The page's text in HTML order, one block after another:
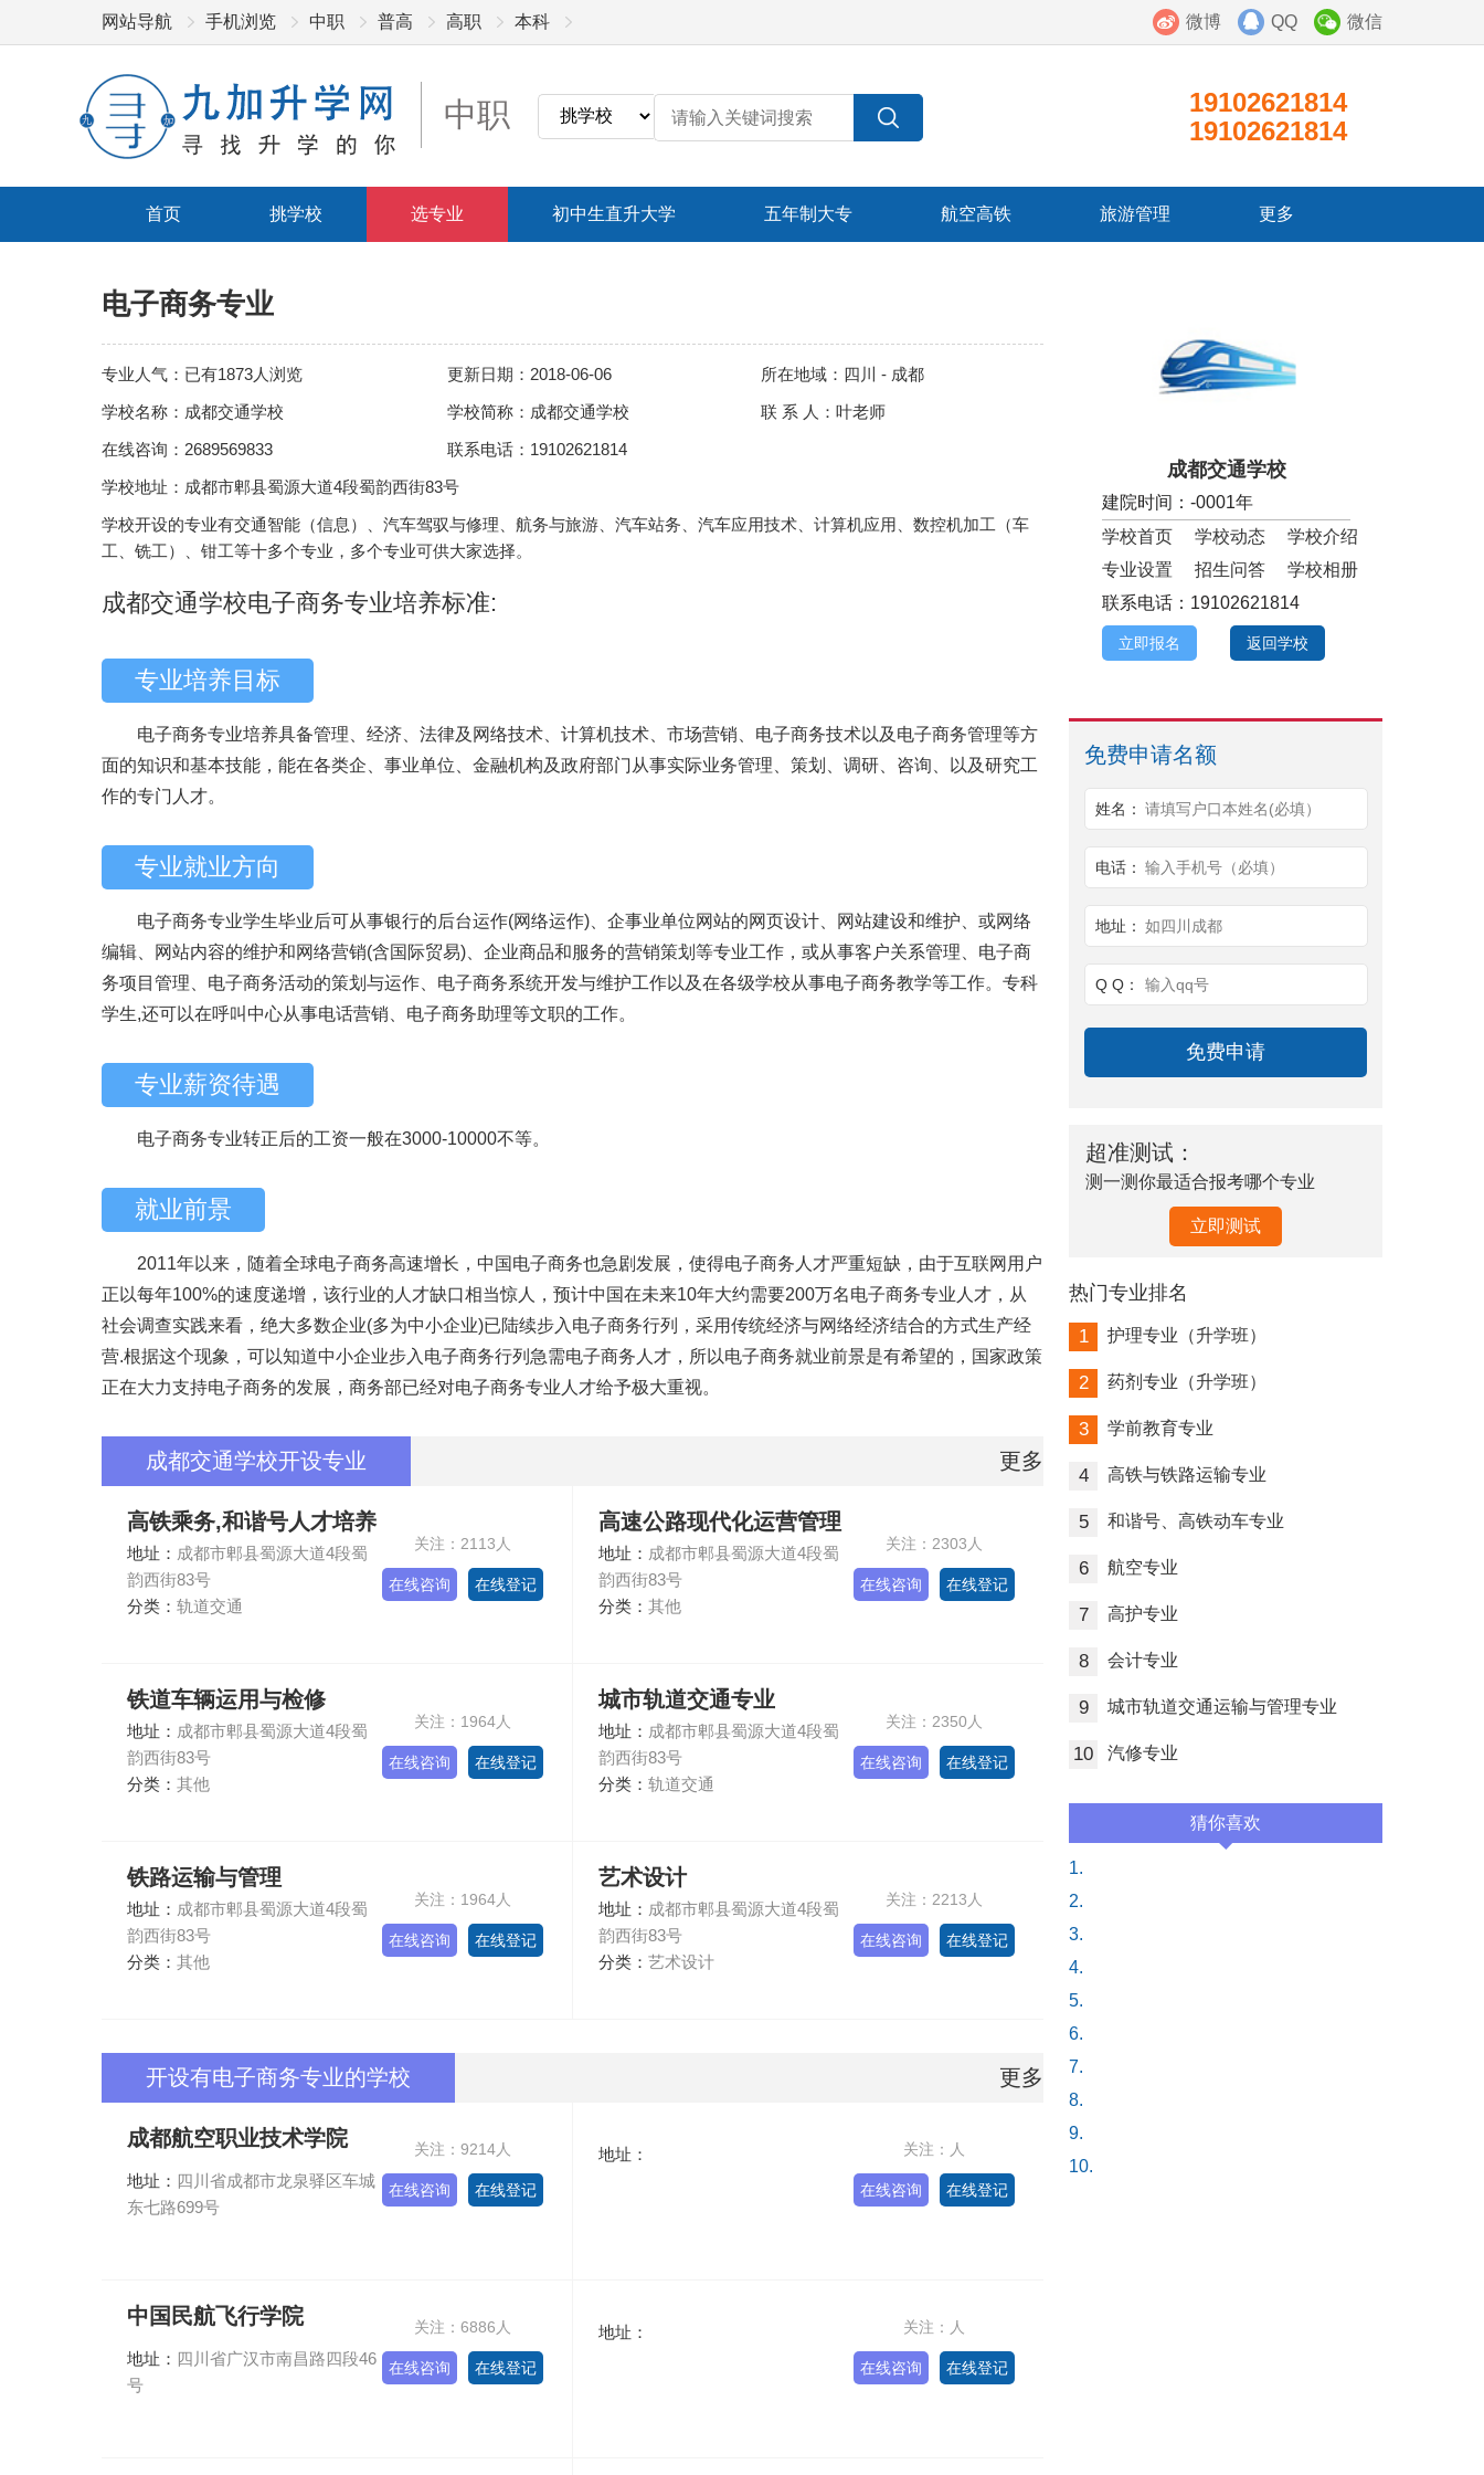
网站导航 手机浏览 中职 普高 高职 本科 微信
QQ
微博
中职
19102621814
19102621814
首页 挑学校 选专业 初中生直升大学 五年制大专 航空高铁 旅游管理 更多
成都交通学校
建院时间：-0001年
学校首页
学校动态
学校介绍
专业设置
招生问答
学校相册
联系电话：19102621814
立即报名 返回学校
免费申请名额
姓名： 请填写户口本姓名(必填）
电话： 输入手机号（必填）
地址： 如四川成都
Q Q： 输入qq号
超准测试：
测一测你最适合报考哪个专业
立即测试
热门专业排名
1 护理专业（升学班）
2 药剂专业（升学班）
3 学前教育专业
4 高铁与铁路运输专业
5 和谐号、高铁动车专业
6 航空专业
7 高护专业
8 会计专业
9 城市轨道交通运输与管理专业
10 汽修专业
猜你喜欢
1.
2.
3.
4.
5.
6.
7.
8.
9.
10.
电子商务专业
专业人气：已有1873人浏览 更新日期：2018-06-06
所在地域：四川 - 成都
学校名称：成都交通学校
学校简称：成都交通学校
联 系 人：叶老师
在线咨询：2689569833
联系电话：19102621814
学校地址：成都市郫县蜀源大道4段蜀韵西街83号
学校开设的专业有交通智能（信息）、汽车驾驭与修理、航务与旅游、汽车站务、汽车应用技术、计算机应用、数控机加工（车
工、铣工）、钳工等十多个专业，多个专业可供大家选择。
成都交通学校电子商务专业培养标准:
专业培养目标
电子商务专业培养具备管理、经济、法律及网络技术、计算机技术、市场营销、电子商务技术以及电子商务管理等方
面的知识和基本技能，能在各类企、事业单位、金融机构及政府部门从事实际业务管理、策划、调研、咨询、以及研究工
作的专门人才。
专业就业方向
电子商务专业学生毕业后可从事银行的后台运作(网络运作)、企事业单位网站的网页设计、网站建设和维护、或网络
编辑、网站内容的维护和网络营销(含国际贸易)、企业商品和服务的营销策划等专业工作，或从事客户关系管理、电子商
务项目管理、电子商务活动的策划与运作、电子商务系统开发与维护工作以及在各级学校从事电子商务教学等工作。专科
学生,还可以在呼叫中心从事电话营销、电子商务助理等文职的工作。
专业薪资待遇
电子商务专业转正后的工资一般在3000-10000不等。
就业前景
2011年以来，随着全球电子商务高速增长，中国电子商务也急剧发展，使得电子商务人才严重短缺，由于互联网用户
正以每年100%的速度递增，该行业的人才缺口相当惊人，预计中国在未来10年大约需要200万名电子商务专业人才，从
社会调查实践来看，绝大多数企业(多为中小企业)已陆续步入电子商务行列，采用传统经济与网络经济结合的方式生产经
营.根据这个现象，可以知道中小企业步入电子商务行列急需电子商务人才，所以电子商务就业前景是有希望的，国家政策
正在大力支持电子商务的发展，商务部已经对电子商务专业人才给予极大重视。
成都交通学校开设专业 更多
高铁乘务,和谐号人才培养
地址： 成都市郫县蜀源大道4段蜀
韵西街83号
分类： 轨道交通
关注：2113人
在线咨询 在线登记
高速公路现代化运营管理
地址： 成都市郫县蜀源大道4段蜀
韵西街83号
分类： 其他
关注：2303人
在线咨询 在线登记
铁道车辆运用与检修
地址： 成都市郫县蜀源大道4段蜀
韵西街83号
分类： 其他
关注：1964人
在线咨询 在线登记
城市轨道交通专业
地址： 成都市郫县蜀源大道4段蜀
韵西街83号
分类： 轨道交通
关注：2350人
在线咨询 在线登记
铁路运输与管理
地址： 成都市郫县蜀源大道4段蜀
韵西街83号
分类： 其他
关注：1964人
在线咨询 在线登记
艺术设计
地址： 成都市郫县蜀源大道4段蜀
韵西街83号
分类： 艺术设计
关注：2213人
在线咨询 在线登记
开设有电子商务专业的学校 更多
成都航空职业技术学院
地址： 四川省成都市龙泉驿区车城
东七路699号
关注：9214人
在线咨询 在线登记
地址： 关注：人
在线咨询 在线登记
中国民航飞行学院
地址： 四川省广汉市南昌路四段46
号
关注：6886人
在线咨询 在线登记
地址： 关注：人
在线咨询 在线登记